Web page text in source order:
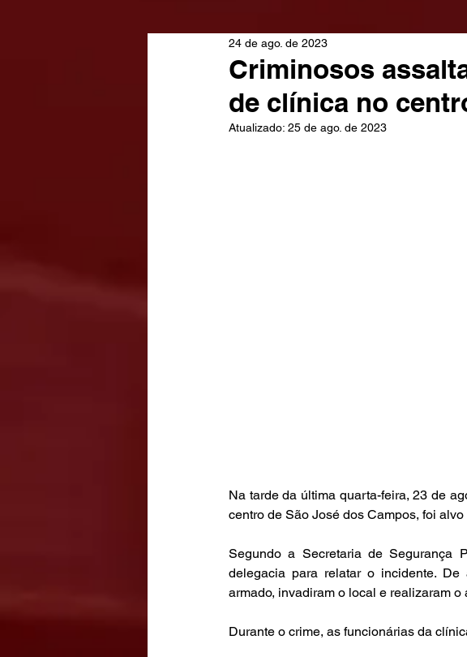
Criminosos
de clínica no
24 de ago. de 2023
Atualizado: 25 de ago. de 2023
Na tarde da última quarta-feira, 23 de
centro de São José dos Campos, foi
Segundo a Secretaria de Segurança
delegacia para relatar o incidente.
armado, invadiram o local e realizaram o
Durante o crime, as funcionárias da